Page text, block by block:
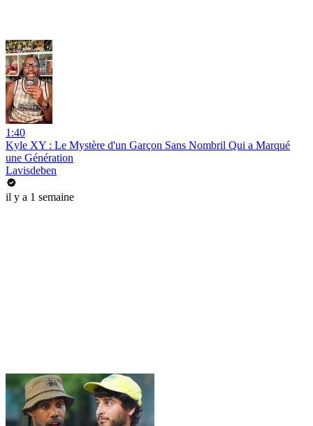
1:40
Kyle XY : Le Mystère d'un Garçon Sans Nombril Qui a Marqué
une Génération
Lavisdeben
il y a 1 semaine